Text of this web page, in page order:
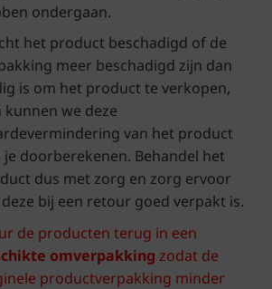
ondergaan.
het product beschadigd of de
meer beschadigd zijn dan
is om het product te verkopen,
kunnen we deze
van het product
je doorberekenen. Behandel het
dus met zorg en zorg ervoor
bij een retour goed verpakt is.
de producten terug in een
omverpakking zodat de
productverpakking minder